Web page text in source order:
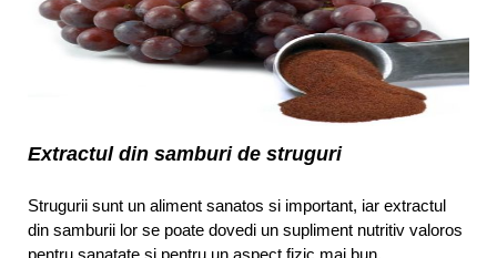
Extractul din samburi de struguri
Strugurii sunt un aliment sanatos si important, iar extractul
din samburii lor se poate dovedi un supliment nutritiv valoros